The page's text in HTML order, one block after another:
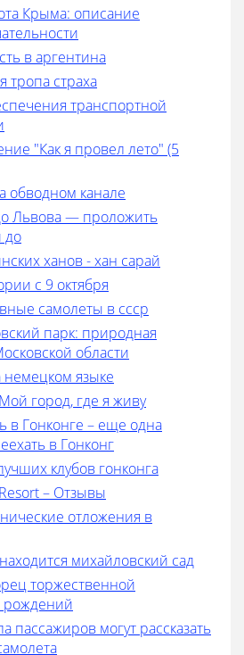
Крыма: описание
в аргентина
тропа страха
транспортной
"Как я провел лето" (5
обводном канале
Львова — проложить
до
ханов - хан сарай
с 9 октября
самолеты в ссср
парк: природная
области
языке
город, где я живу
в Гонконге – еще одна
в Гонконг
клубов гонконга
– Отзывы
отложения в
михайловский сад
торжественной
рождений
пассажиров могут рассказать